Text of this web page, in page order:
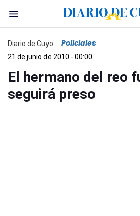
Diario de Cuyo Policiales
21 de junio de 2010 - 00:00
El hermano del reo
seguirá preso